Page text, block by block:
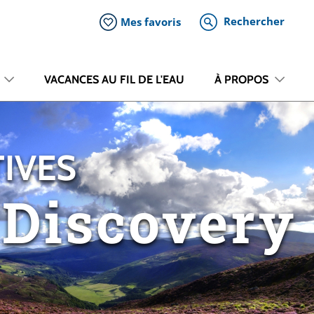
Mes favoris Rechercher
VACANCES AU FIL DE L'EAU À PROPOS